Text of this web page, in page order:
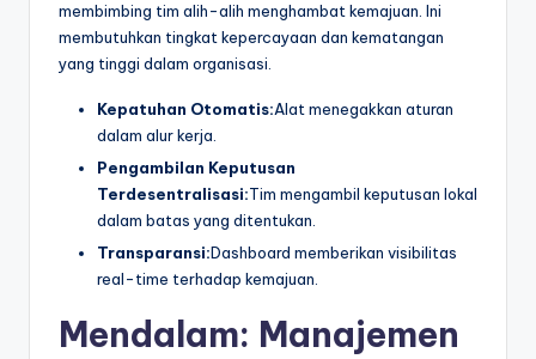
membimbing tim alih-alih menghambat kemajuan. Ini
membutuhkan tingkat kepercayaan dan kematangan
yang tinggi dalam organisasi.
Kepatuhan Otomatis:Alat menegakkan aturan
dalam alur kerja.
Pengambilan Keputusan
Terdesentralisasi:Tim mengambil keputusan lokal
dalam batas yang ditentukan.
Transparansi:Dashboard memberikan visibilitas
real-time terhadap kemajuan.
Mendalam: Manajemen